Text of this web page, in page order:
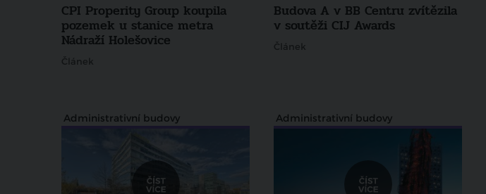
CPI Properity Group koupila
pozemek u stanice metra
Nádraží Holešovice
Článek
Budova A v BB Centru zvítězila
v soutěži CIJ Awards
Článek
Administrativní budovy Administrativní budovy